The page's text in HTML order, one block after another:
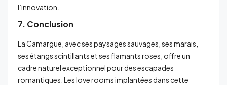
l’innovation.
7. Conclusion
La Camargue, avec ses paysages sauvages, ses marais,
ses étangs scintillants et ses flamants roses, offre un
cadre naturel exceptionnel pour des escapades
romantiques. Les love rooms implantées dans cette